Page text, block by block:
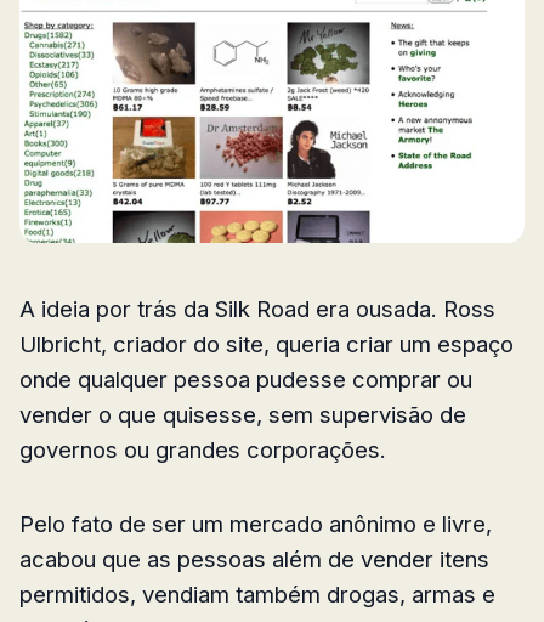
A ideia por trás da Silk Road era ousada. Ross
Ulbricht, criador do site, queria criar um espaço
onde qualquer pessoa pudesse comprar ou
vender o que quisesse, sem supervisão de
governos ou grandes corporações.
Pelo fato de ser um mercado anônimo e livre,
acabou que as pessoas além de vender itens
permitidos, vendiam também drogas, armas e